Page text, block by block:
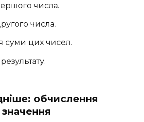
числа.
числа.
суми цих чисел.
обчислення